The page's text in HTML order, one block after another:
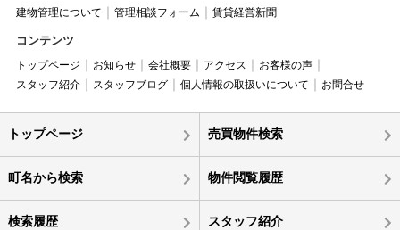
建物管理について 管理相談フォーム 賃貸経営新聞
コンテンツ
トップページ お知らせ 会社概要 アクセス
お客様の声
スタッフ紹介
スタッフブログ 個人情報の取扱いについて お問合せ
トップページ 売買物件検索
町名から検索 物件閲覧履歴
検索履歴 スタッフ紹介